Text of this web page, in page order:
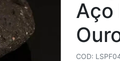
COLARES AÇO INOXIDÁVEL
COLARES CORRENTES Aço
COD: